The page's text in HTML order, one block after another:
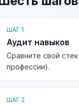
ШАГ 1
Аудит навыков
Сравните свой
профессии).
ШАГ 2